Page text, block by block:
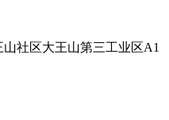
社区大王山第三工业区A1